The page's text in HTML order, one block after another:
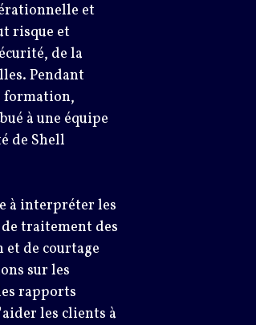
et
risque et
de la
Pendant
formation,
à une équipe
de Shell
à interpréter les
traitement des
de courtage
sur les
rapports
les clients à